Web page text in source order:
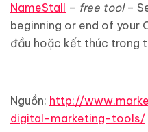
NameStall – free tool–
beginning or end of your
đầu hoặc kết thúc trong
Nguồn: http://
digital-marketing-tools/